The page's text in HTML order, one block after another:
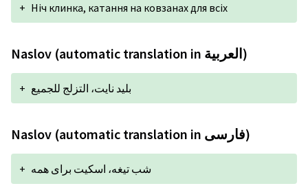
+ Ніч клинка, катання на ковзанах для всіх
Naslov (automatic translation in العربية)
+ بليد نايت، التزلج للجميع
Naslov (automatic translation in فارسی)
+ شب تیغه، اسکیت برای همه